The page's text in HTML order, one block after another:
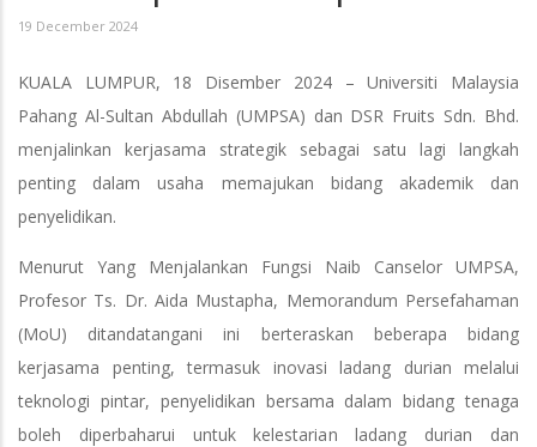
19 December 2024
KUALA LUMPUR, 18 Disember 2024 – Universiti Malaysia
Pahang Al-Sultan Abdullah (UMPSA) dan DSR Fruits Sdn. Bhd.
menjalinkan kerjasama strategik sebagai satu lagi langkah
penting dalam usaha memajukan bidang akademik dan
penyelidikan.
Menurut Yang Menjalankan Fungsi Naib Canselor UMPSA,
Profesor Ts. Dr. Aida Mustapha, Memorandum Persefahaman
(MoU) ditandatangani ini berteraskan beberapa bidang
kerjasama penting, termasuk inovasi ladang durian melalui
teknologi pintar, penyelidikan bersama dalam bidang tenaga
boleh diperbaharui untuk kelestarian ladang durian dan